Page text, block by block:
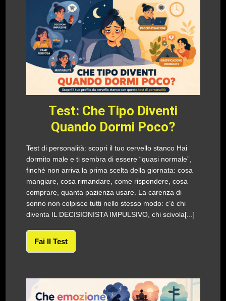
Test: Che Tipo Diventi
Quando Dormi Poco?
Test di personalità: scopri il tuo cervello stanco Hai
dormito male e ti sembra di essere “quasi normale”,
finché non arriva la prima scelta della giornata: cosa
mangiare, cosa rimandare, come rispondere, cosa
comprare, quanta pazienza usare. La carenza di
sonno non colpisce tutti nello stesso modo: c’è chi
diventa IL DECISIONISTA IMPULSIVO, chi scivola[...]
Fai Il Test